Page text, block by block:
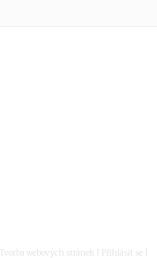
webových stránek | Přihlásit se |